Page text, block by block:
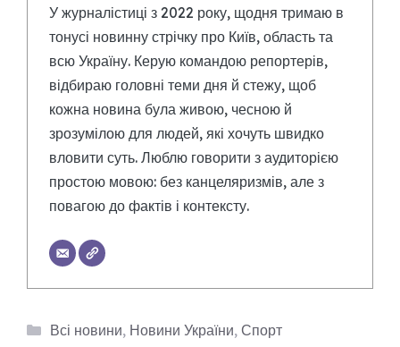
У журналістиці з 2022 року, щодня тримаю в
тонусі новинну стрічку про Київ, область та
всю Україну. Керую командою репортерів,
відбираю головні теми дня й стежу, щоб
кожна новина була живою, чесною й
зрозумілою для людей, які хочуть швидко
вловити суть. Люблю говорити з аудиторією
простою мовою: без канцеляризмів, але з
повагою до фактів і контексту.
Категорії
Всі новини, Новини України, Спорт